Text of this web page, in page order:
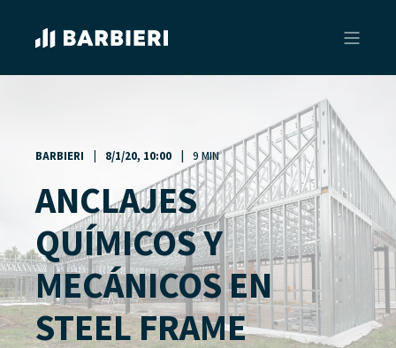
BARBIERI 8/1/20, 10:00 9 MIN
ANCLAJES
QUÍMICOS Y
MECÁNICOS EN
STEEL FRAME